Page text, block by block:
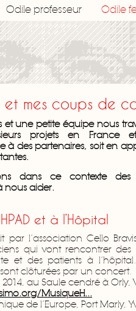
Odile professeur Odile
et mes coups de
et une petite équipe nous
projets en France
à des partenaires, soit en
dans ce contexte
nous aider.
et à l’Hôpital
par l’association Cello
qui vont rencontrer des
et des patients à
clôturées par un concert.
au Saule cendré à Orly,
MusiqueH...
de l’Europe, Port Marly,